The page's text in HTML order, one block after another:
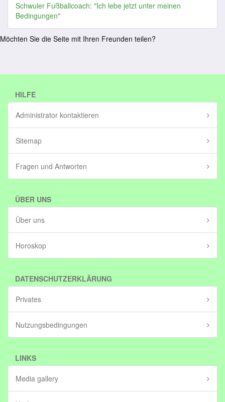
Schwuler Fußballcoach: "Ich lebe jetzt unter meinen
Bedingungen"
Möchten Sie die Seite mit Ihren Freunden teilen?
HILFE
Administrator kontaktieren
Sitemap
Fragen und Antworten
ÜBER UNS
Über uns
Horoskop
DATENSCHUTZERKLÄRUNG
Privates
Nutzungsbedingungen
LINKS
Media gallery